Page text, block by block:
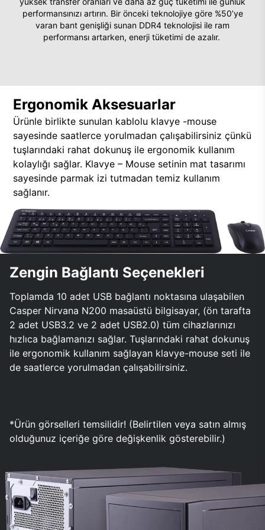
performansınızı artırın. Bir önceki teknolojiye göre %50’ye
varan bant genişliği sunan DDR4 teknolojisi ile ram
performansı artarken, enerji tüketimi de azalır.
Ergonomik Aksesuarlar
Ürünle birlikte sunulan kablolu klavye -mouse
sayesinde saatlerce yorulmadan çalışabilirsiniz çünkü
tuşlarındaki rahat dokunuş ile ergonomik kullanım
kolaylığı sağlar. Klavye – Mouse setinin mat tasarımı
sayesinde parmak izi tutmadan temiz kullanım
sağlanır.
Zengin Bağlantı Seçenekleri
Toplamda 10 adet USB bağlantı noktasına ulaşabilen
Casper Nirvana N200 masaüstü bilgisayar, (ön tarafta
2 adet USB3.2 ve 2 adet USB2.0) tüm cihazlarınızı
hızlıca bağlamanızı sağlar. Tuşlarındaki rahat dokunuş
ile ergonomik kullanım sağlayan klavye-mouse seti ile
de saatlerce yorulmadan çalışabilirsiniz.
*Ürün görselleri temsilidir! (Belirtilen veya satın almış
olduğunuz içeriğe göre değişkenlik gösterebilir.)